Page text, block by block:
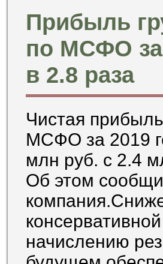
Прибыль
по МСФО за
в 2.8 раза
Чистая
МСФО за 2019
млн руб. с 2.4
Об этом
начислению